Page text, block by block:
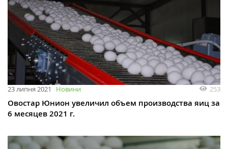
23 липня 2021 Новини 253
Овостар Юнион увеличил объем производства яиц за
6 месяцев 2021 г.